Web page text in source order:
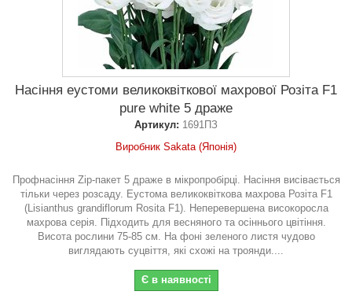
Насіння еустоми великоквіткової махрової Розіта F1
pure white 5 драже
Артикул: 1691ПЗ
Виробник Sakata (Японія)
Профнасіння Zip-пакет 5 драже в мікропробірці. Насіння висівається
тільки через розсаду. Еустома великоквіткова махрова Розіта F1
(Lisianthus grandiflorum Rosita F1). Неперевершена високоросла
махрова серія. Підходить для весняного та осіннього цвітіння.
Висота рослини 75-85 см. На фоні зеленого листя чудово
виглядають суцвіття, які схожі на троянди....
Є в наявності